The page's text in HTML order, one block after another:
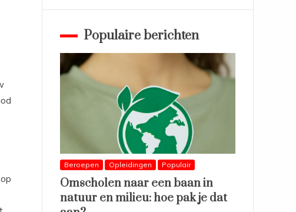
Populaire berichten
Beroepen Opleidingen Populair
Omscholen naar een baan in
natuur en milieu: hoe pak je dat